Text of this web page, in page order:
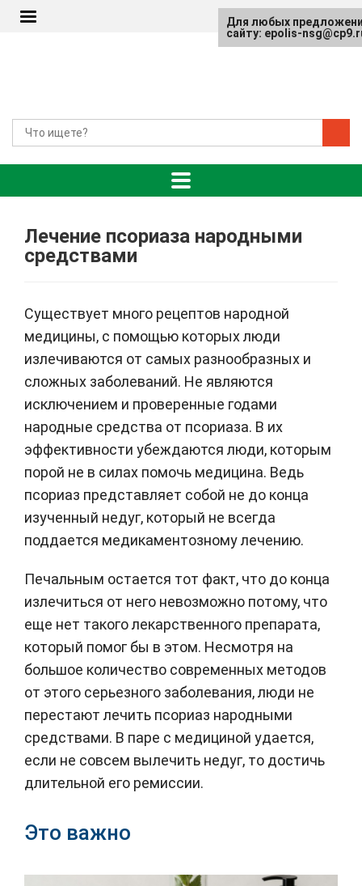
Лечение псориаза народными
средствами
Существует много рецептов народной
медицины, с помощью которых люди
излечиваются от самых разнообразных и
сложных заболеваний. Не являются
исключением и проверенные годами
народные средства от псориаза. В их
эффективности убеждаются люди, которым
порой не в силах помочь медицина. Ведь
псориаз представляет собой не до конца
изученный недуг, который не всегда
поддается медикаментозному лечению.
Печальным остается тот факт, что до конца
излечиться от него невозможно потому, что
еще нет такого лекарственного препарата,
который помог бы в этом. Несмотря на
большое количество современных методов
от этого серьезного заболевания, люди не
перестают лечить псориаз народными
средствами. В паре с медициной удается,
если не совсем вылечить недуг, то достичь
длительной его ремиссии.
Это важно
Для любых
сайту: epolis-